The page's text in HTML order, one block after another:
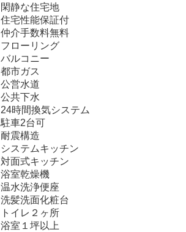
閑静な住宅地
住宅性能保証付
仲介手数料無料
フローリング
バルコニー
都市ガス
公営水道
公共下水
24時間換気システム
駐車2台可
耐震構造
システムキッチン
対面式キッチン
浴室乾燥機
温水洗浄便座
洗髪洗面化粧台
トイレ２ヶ所
浴室１坪以上